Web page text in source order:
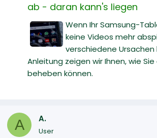
ab - daran kann's liegen
Wenn Ihr Samsung-
keine Videos mehr
verschiedene Ursachen
Anleitung zeigen wir Ihnen, wie
beheben können.
A A.
User